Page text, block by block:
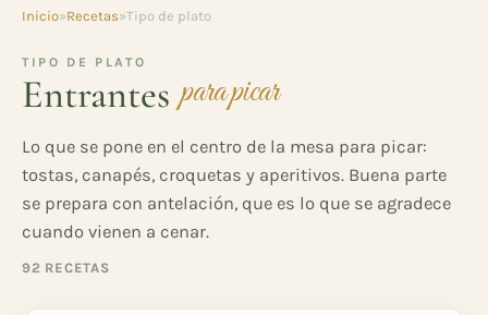
Inicio»Recetas»Tipo de plato
TIPO DE PLATO
Entrantes para picar
Lo que se pone en el centro de la mesa para picar:
tostas, canapés, croquetas y aperitivos. Buena parte
se prepara con antelación, que es lo que se agradece
cuando vienen a cenar.
92 RECETAS